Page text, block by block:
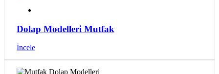
Dolap Modelleri Mutfak
İncele